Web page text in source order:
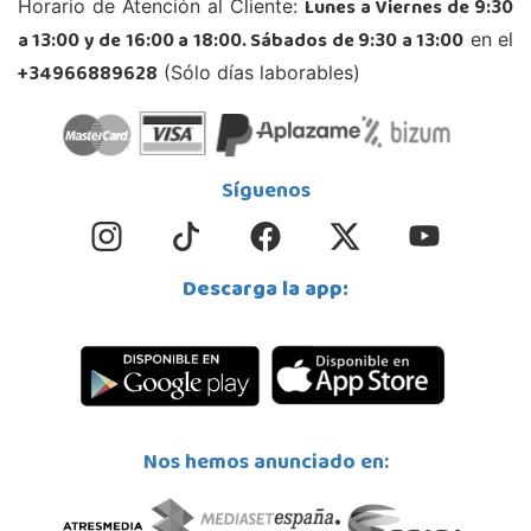
13005, Ciudad Real
926 230 093
Localizar Tienda
Juguetilandia Cocentaina
Avd. Alicante,27 (Carretera N-340)
POCAS UNIDADES
Madrid
28400, Collado Villalba
Horario de Atención al Cliente: Lunes a Viernes de 9:30
a 13:00 y de 16:00 a 18:00. Sábados de 9:30 a 13:00 en el
+34966889628 (Sólo días laborables)
Síguenos
Descarga la app:
Nos hemos anunciado en: